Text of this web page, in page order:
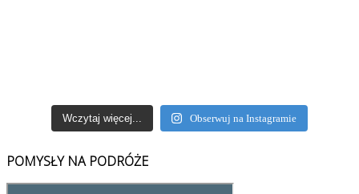
Wczytaj więcej... Obserwuj na Instagramie
POMYSŁY NA PODRÓŻE